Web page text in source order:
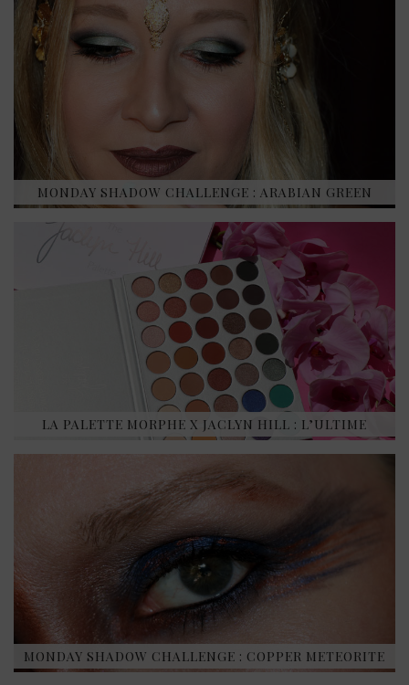
MONDAY SHADOW CHALLENGE : ARABIAN GREEN
LA PALETTE MORPHE X JACLYN HILL : L’ULTIME
MONDAY SHADOW CHALLENGE : COPPER METEORITE